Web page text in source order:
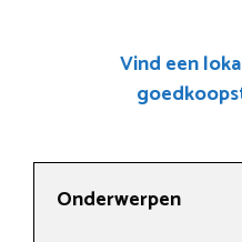
Vind een
Onderwerpen